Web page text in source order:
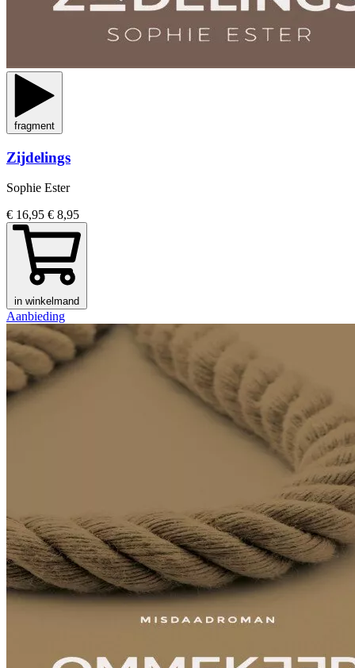
fragment
Zijdelings
Sophie Ester
€ 16,95 € 8,95
in winkelmand
Aanbieding